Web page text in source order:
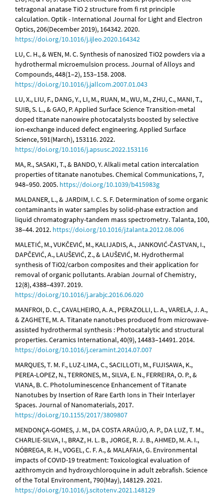
tetragonal anatase TiO 2 structure from fi rst principle
calculation. Optik - International Journal for Light and Electron
Optics, 206(December 2019), 164342. 2020.
https://doi.org/10.1016/j.ijleo.2020.164342
LU, C. H., & WEN, M. C. Synthesis of nanosized TiO2 powders via a
hydrothermal microemulsion process. Journal of Alloys and
Compounds, 448(1–2), 153–158. 2008.
https://doi.org/10.1016/j.jallcom.2007.01.043
LU, X., LIU, F., DANG, Y., LI, M., RUAN, M., WU, M., ZHU, C., MANI, T.,
SUIB, S. L., & GAO, P. Applied Surface Science Transition-metal
doped titanate nanowire photocatalysts boosted by selective
ion-exchange induced defect engineering. Applied Surface
Science, 591(March), 153116. 2022.
https://doi.org/10.1016/j.apsusc.2022.153116
MA, R., SASAKI, T., & BANDO, Y. Alkali metal cation intercalation
properties of titanate nanotubes. Chemical Communications, 7,
948–950. 2005. https://doi.org/10.1039/b415983g
MALDANER, L., & JARDIM, I. C. S. F. Determination of some organic
contaminants in water samples by solid-phase extraction and
liquid chromatography-tandem mass spectrometry. Talanta, 100,
38–44. 2012. https://doi.org/10.1016/j.talanta.2012.08.006
MALETIĆ, M., VUKČEVIĆ, M., KALIJADIS, A., JANKOVIĆ-ČASTVAN, I.,
DAPČEVIĆ, A., LAUŠEVIĆ, Z., & LAUŠEVIĆ, M. Hydrothermal
synthesis of TiO2/carbon composites and their application for
removal of organic pollutants. Arabian Journal of Chemistry,
12(8), 4388–4397. 2019.
https://doi.org/10.1016/j.arabjc.2016.06.020
MANFROI, D. C., CAVALHEIRO, A. A., PERAZOLLI, L. A., VARELA, J. A.,
& ZAGHETE, M. A. Titanate nanotubes produced from microwave-
assisted hydrothermal synthesis : Photocatalytic and structural
properties. Ceramics International, 40(9), 14483–14491. 2014.
https://doi.org/10.1016/j.ceramint.2014.07.007
MARQUES, T. M. F., LUZ-LIMA, C., SACILLOTI, M., FUJISAWA, K.,
PEREA-LOPEZ, N., TERRONES, M., SILVA, E. N., FERREIRA, O. P., &
VIANA, B. C. Photoluminescence Enhancement of Titanate
Nanotubes by Insertion of Rare Earth Ions in Their Interlayer
Spaces. Journal of Nanomaterials, 2017.
https://doi.org/10.1155/2017/3809807
MENDONÇA-GOMES, J. M., DA COSTA ARAÚJO, A. P., DA LUZ, T. M.,
CHARLIE-SILVA, I., BRAZ, H. L. B., JORGE, R. J. B., AHMED, M. A. I.,
NÓBREGA, R. H., VOGEL, C. F. A., & MALAFAIA, G. Environmental
impacts of COVID-19 treatment: Toxicological evaluation of
azithromycin and hydroxychloroquine in adult zebrafish. Science
of the Total Environment, 790(May), 148129. 2021.
https://doi.org/10.1016/j.scitotenv.2021.148129